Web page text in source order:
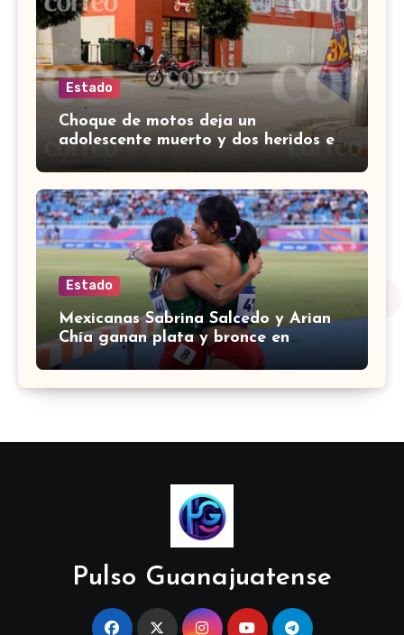
Estado
Choque de motos deja un
adolescente muerto y dos heridos en
Estado
Mexicanas Sabrina Salcedo y Arian
Chía ganan plata y bronce en
3000m con obstáculos en
Centroamericanos 2026
Pulso Guanajuatense